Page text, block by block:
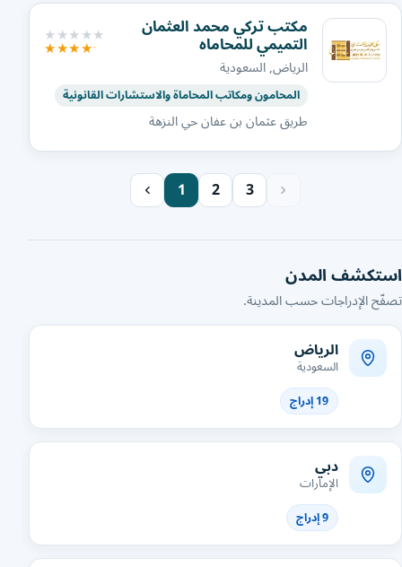
مكتب تركي محمد العثمان
التميمي للمحاماه
الرياض, السعودية
المحامون ومكاتب المحاماة والاستشارات القانونية
طريق عثمان بن عفان حي النزهة
1 2 3
استكشف المدن
تصفّح الإدراجات حسب المدينة.
الرياض
السعودية
19 إدراج
دبي
الإمارات
9 إدراج